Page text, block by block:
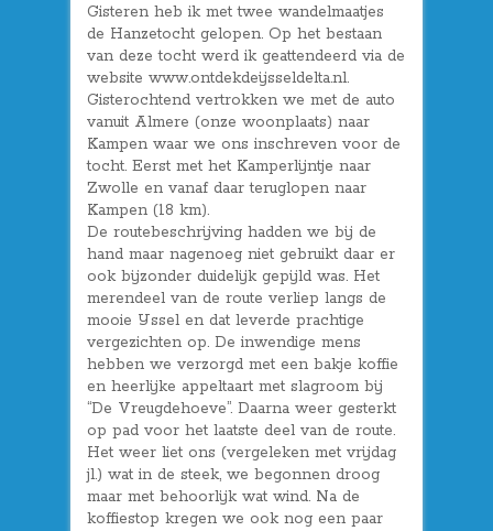
Gisteren heb ik met twee wandelmaatjes
de Hanzetocht gelopen. Op het bestaan
van deze tocht werd ik geattendeerd via de
website www.ontdekdeijsseldelta.nl.
Gisterochtend vertrokken we met de auto
vanuit Almere (onze woonplaats) naar
Kampen waar we ons inschreven voor de
tocht. Eerst met het Kamperlijntje naar
Zwolle en vanaf daar teruglopen naar
Kampen (18 km).
De routebeschrijving hadden we bij de
hand maar nagenoeg niet gebruikt daar er
ook bijzonder duidelijk gepijld was. Het
merendeel van de route verliep langs de
mooie IJssel en dat leverde prachtige
vergezichten op. De inwendige mens
hebben we verzorgd met een bakje koffie
en heerlijke appeltaart met slagroom bij
“De Vreugdehoeve”. Daarna weer gesterkt
op pad voor het laatste deel van de route.
Het weer liet ons (vergeleken met vrijdag
jl.) wat in de steek, we begonnen droog
maar met behoorlijk wat wind. Na de
koffiestop kregen we ook nog een paar